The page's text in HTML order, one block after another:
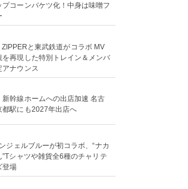
プコーンバケツ化！中身は味噌フ
ZIPPERと東武鉄道がコラボ MV
を再現した特別トレイン＆メンバ
アナウンス
新幹線ホームへの出店加速 名古
都駅にも2027年出店へ
ジェルブルーが初コラボ、“ナカ
”Tシャツや雑貨全6種のチャリテ
登場